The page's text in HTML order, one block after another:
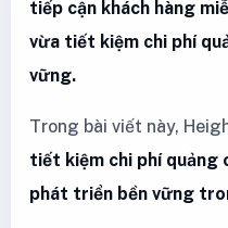
tiếp cận khách hàng
vừa tiết kiệm chi phí
vững.
Trong bài viết này,
tiết kiệm chi phí quảng
phát triển bền vững